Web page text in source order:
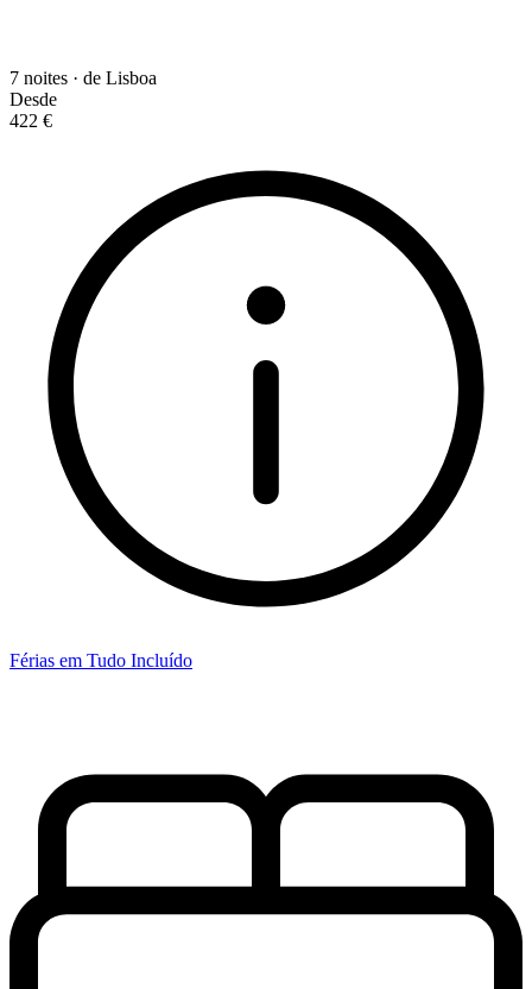
7 noites · de Lisboa
Desde
422 €
Férias em Tudo Incluído